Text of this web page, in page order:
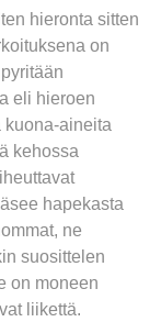
hieronta sitten
on
eli hieroen
kuona-aineita
kehossa
hapekasta
ne
suosittelen
on moneen
liikettä.